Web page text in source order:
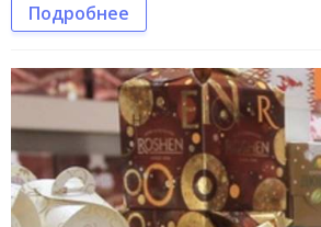
Подробнее